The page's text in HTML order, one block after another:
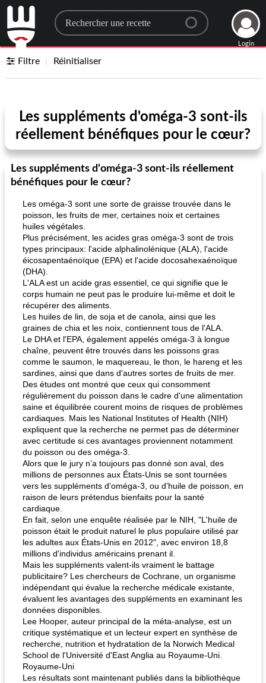
Search for a recipe
Login
Filtre Réinitialiser
Les suppléments d'oméga-3 sont-ils
réellement bénéfiques pour le cœur?
Les suppléments d'oméga-3 sont-ils réellement
bénéfiques pour le cœur?
Les oméga-3 sont une sorte de graisse trouvée dans le
poisson, les fruits de mer, certaines noix et certaines
huiles végétales.
Plus précisément, les acides gras oméga-3 sont de trois
types principaux: l'acide alphalinolénique (ALA), l'acide
éicosapentaénoïque (EPA) et l'acide docosahexaénoïque
(DHA).
L'ALA est un acide gras essentiel, ce qui signifie que le
corps humain ne peut pas le produire lui-même et doit le
récupérer des aliments.
Les huiles de lin, de soja et de canola, ainsi que les
graines de chia et les noix, contiennent tous de l'ALA.
Le DHA et l'EPA, également appelés oméga-3 à longue
chaîne, peuvent être trouvés dans les poissons gras
comme le saumon, le maquereau, le thon, le hareng et les
sardines, ainsi que dans d'autres sortes de fruits de mer.
Des études ont montré que ceux qui consomment
régulièrement du poisson dans le cadre d'une alimentation
saine et équilibrée courent moins de risques de problèmes
cardiaques. Mais les National Institutes of Health (NIH)
expliquent que la recherche ne permet pas de déterminer
avec certitude si ces avantages proviennent notamment
du poisson ou des oméga-3.
Alors que le jury n’a toujours pas donné son aval, des
millions de personnes aux États-Unis se sont tournées
vers les suppléments d’oméga-3, ou d’huile de poisson, en
raison de leurs prétendus bienfaits pour la santé
cardiaque.
En fait, selon une enquête réalisée par le NIH, "L'huile de
poisson était le produit naturel le plus populaire utilisé par
les adultes aux États-Unis en 2012", avec environ 18,8
millions d'individus américains prenant il.
Mais les suppléments valent-ils vraiment le battage
publicitaire? Les chercheurs de Cochrane, un organisme
indépendant qui évalue la recherche médicale existante,
évaluent les avantages des suppléments en examinant les
données disponibles.
Lee Hooper, auteur principal de la méta-analyse, est un
critique systématique et un lecteur expert en synthèse de
recherche, nutrition et hydratation de la Norwich Medical
School de l'Université d'East Anglia au Royaume-Uni.
Royaume-Uni
Les résultats sont maintenant publiés dans la bibliothèque